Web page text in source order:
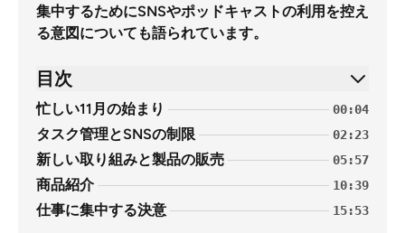
集中するためにSNSやポッドキャストの利用を控え
る意図についても語られています。
目次
忙しい11月の始まり 00:04
タスク管理とSNSの制限 02:23
新しい取り組みと製品の販売 05:57
商品紹介 10:39
仕事に集中する決意 15:53